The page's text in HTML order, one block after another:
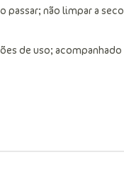
passar; não limpar a
de uso;